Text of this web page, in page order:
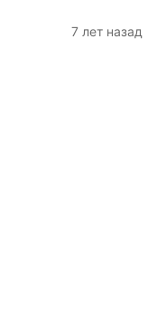
7 лет назад